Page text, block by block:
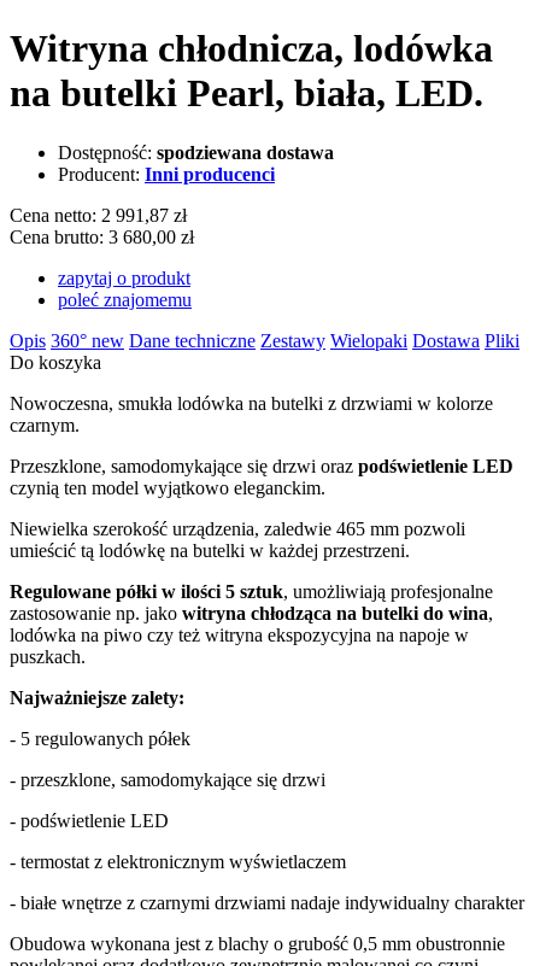
Witryna chłodnicza, lodówka
na butelki Pearl, biała, LED.
Dostępność: spodziewana dostawa
Producent: Inni producenci
Cena netto: 2 991,87 zł
Cena brutto: 3 680,00 zł
zapytaj o produkt
poleć znajomemu
Opis 360° new Dane techniczne Zestawy Wielopaki Dostawa Pliki
Do koszyka
Nowoczesna, smukła lodówka na butelki z drzwiami w kolorze
czarnym.
Przeszklone, samodomykające się drzwi oraz podświetlenie LED
czynią ten model wyjątkowo eleganckim.
Niewielka szerokość urządzenia, zaledwie 465 mm pozwoli
umieścić tą lodówkę na butelki w każdej przestrzeni.
Regulowane półki w ilości 5 sztuk, umożliwiają profesjonalne
zastosowanie np. jako witryna chłodząca na butelki do wina,
lodówka na piwo czy też witryna ekspozycyjna na napoje w
puszkach.
Najważniejsze zalety:
- 5 regulowanych półek
- przeszklone, samodomykające się drzwi
- podświetlenie LED
- termostat z elektronicznym wyświetlaczem
- białe wnętrze z czarnymi drzwiami nadaje indywidualny charakter
Obudowa wykonana jest z blachy o grubość 0,5 mm obustronnie